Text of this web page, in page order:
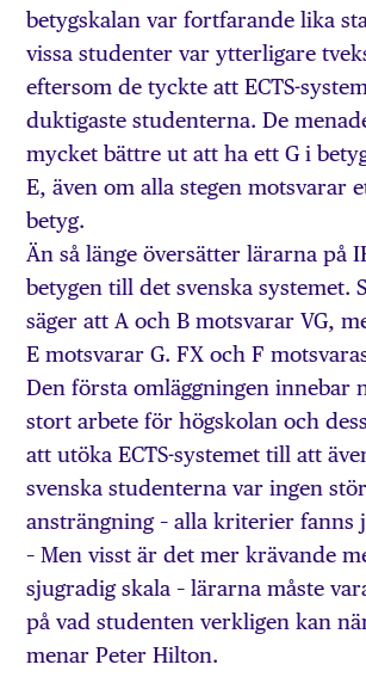
betygskalan var fortfarande lika
vissa studenter var ytterligare
eftersom de tyckte att ECTS-
duktigaste studenterna. De
mycket bättre ut att ha ett G i
E, även om alla stegen motsvarar
betyg.
Än så länge översätter lärarna på
betygen till det svenska systemet.
säger att A och B motsvarar VG,
E motsvarar G. FX och F
Den första omläggningen innebar
stort arbete för högskolan och
att utöka ECTS-systemet till att
svenska studenterna var ingen
ansträngning – alla kriterier fanns
– Men visst är det mer krävande
sjugradig skala – lärarna måste
på vad studenten verkligen kan
menar Peter Hilton.